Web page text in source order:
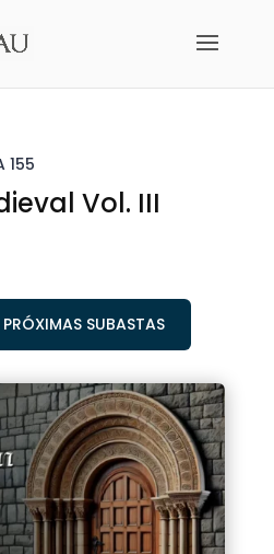
155
Vol. III
SUBASTAS